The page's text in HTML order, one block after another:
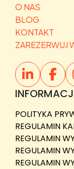
O NAS
BLOG
KONTAKT
ZAREZERWUJ
POLITYKA
REGULAMIN
REGULAMIN
REGULAMIN
REGULAMIN